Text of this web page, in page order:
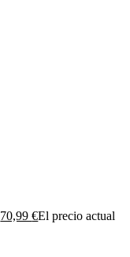
70,99€El precio actual